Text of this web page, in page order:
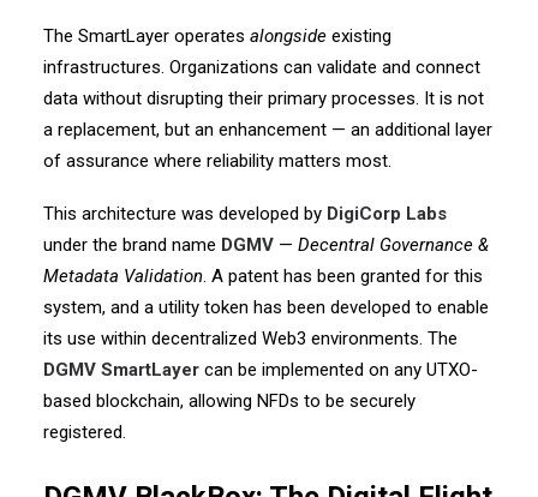
The SmartLayer operates alongside existing
infrastructures. Organizations can validate and connect
data without disrupting their primary processes. It is not
a replacement, but an enhancement — an additional layer
of assurance where reliability matters most.
This architecture was developed by DigiCorp Labs
under the brand name DGMV — Decentral Governance &
Metadata Validation. A patent has been granted for this
system, and a utility token has been developed to enable
its use within decentralized Web3 environments. The
DGMV SmartLayer can be implemented on any UTXO-
based blockchain, allowing NFDs to be securely
registered.